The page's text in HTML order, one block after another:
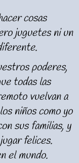
cosas
juguetes ni un
poderes,
todas las
vuelvan a
niños como yo
sus familias, y
felices.
el mundo.